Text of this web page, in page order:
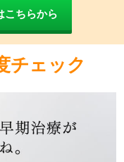
こちらから
チェック